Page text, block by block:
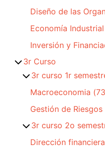
Diseño de las
Economía
Inversión y
3r Curso
3r curso 1r
Macroeconomia
Gestión de Riesgos
3r curso 2o
Dirección